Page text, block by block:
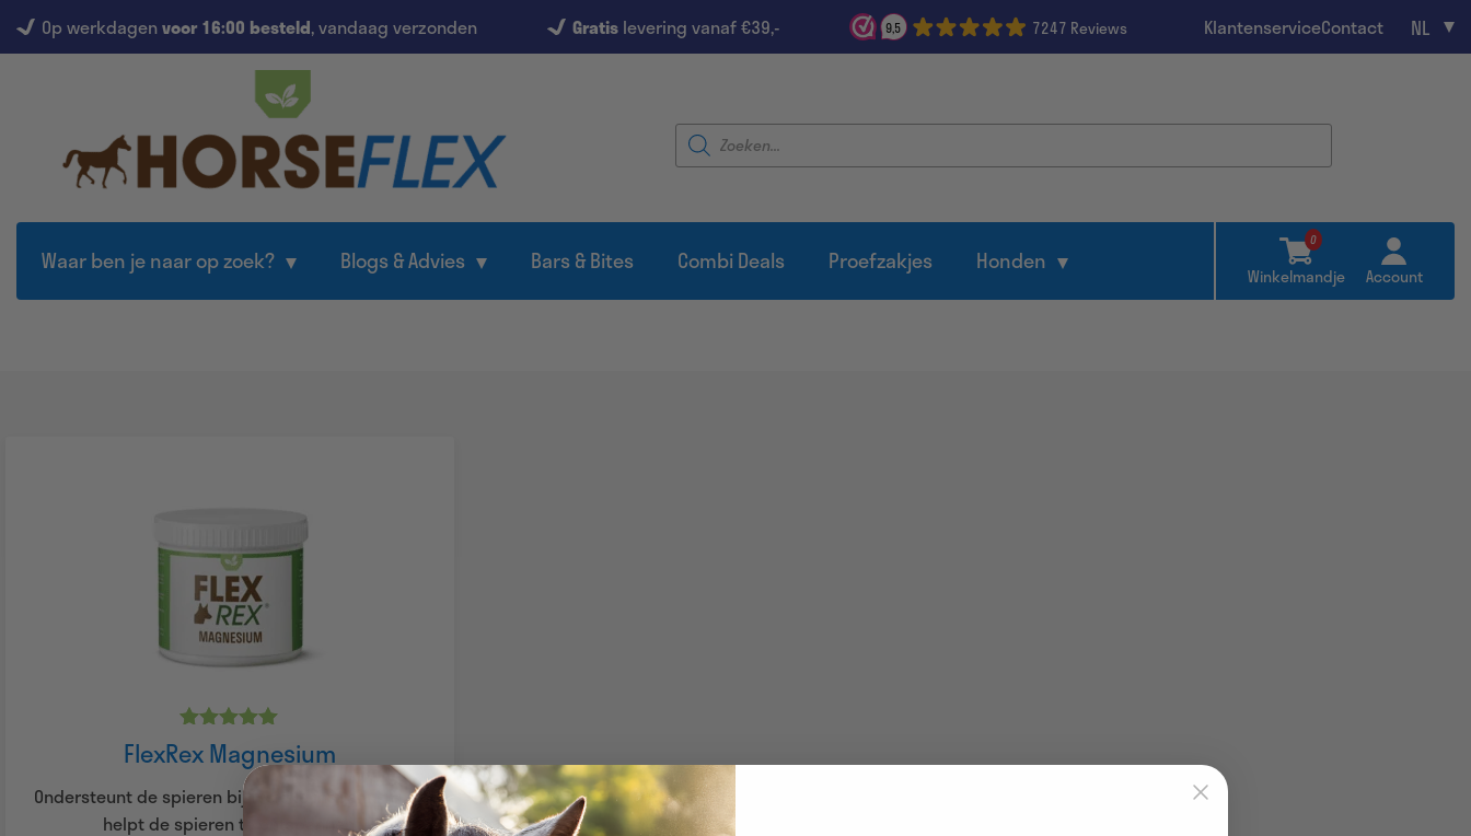
Op werkdagen voor 16:00 besteld, vandaag verzonden Gratislevering vanaf €39,- 9,5 7247 Reviews KlantenserviceContact NL
Producten
zoeken
Waar ben je naar op zoek? Blogs & Advies Bars & Bites Combi Deals Proefzakjes Honden
0
Winkelmandje Account
Gewaardeerd
4.92
uit 5
FlexRex Magnesium
Ondersteunt de spieren bij fysieke inspanning en
helpt de spieren te ontspannen.